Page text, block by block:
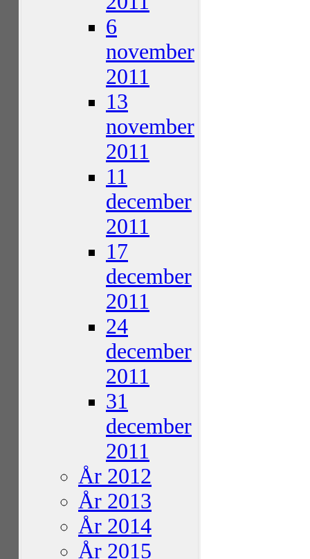
6
november
2011
13
november
2011
11
december
2011
17
december
2011
24
december
2011
31
december
2011
År 2012
År 2013
År 2014
År 2015